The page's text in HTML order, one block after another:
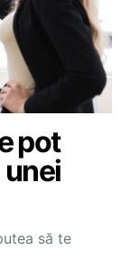
pot
să te